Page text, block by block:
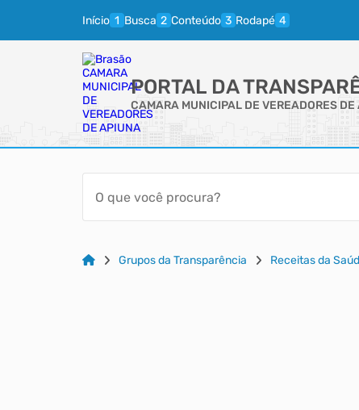
Início Busca Conteúdo Rodapé
PORTAL DA
CAMARA MUNICIPAL DE VEREADORES
Grupos da Transparência Receitas da